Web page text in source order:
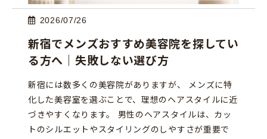
2026/07/26
新宿でメンズおすすめ美容院を探してい
る方へ｜失敗しない選び方
新宿には数多くの美容院がありますが、 メンズに特
化した美容室を選ぶことで、理想のヘアスタイルに近
づきやすくなります。 男性のヘアスタイルは、カッ
トのシルエットやスタイリングのしやすさが重要で